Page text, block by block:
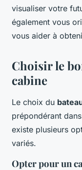
visualiser votre
également vous
vous aider à
Choisir le
cabine
Le choix du
prépondérant
existe plusieurs
variés.
Opter pour un